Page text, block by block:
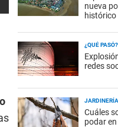
nueva
¿QUÉ PASÓ?
redes
JARDINERÍA
Cuáles
podar